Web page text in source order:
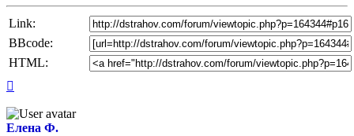
Link:
BBcode:
HTML:
Елена Ф.